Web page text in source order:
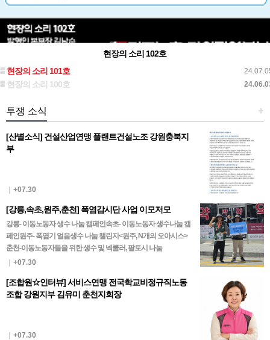
현장의 소리 102호
현장의 소리 101호
현장의 소리 100호
+
투쟁 소식
[산별소식] 건설산업연맹 플랜트건설노조 강원충북지
부
| +07.30
[강릉,속초,원주,춘천] 폭염감시단 사업 이모저모
강릉- 이동노동자 생수 나눔 캠페인속초- 이동노동자 생수나눔 캠
페인원주- 폭염기 얼음생수 나눔 챌린지<원주, N개의 오아시스>
춘천-이동노동자들을 위한 생수 및 넥쿨러, 팔토시 나눔
| +07.30
[조합원☆인터뷰] 서비스연맹 전국학교비정규직노동
조합 강원지부 김유미 춘천지회장
| +07.30